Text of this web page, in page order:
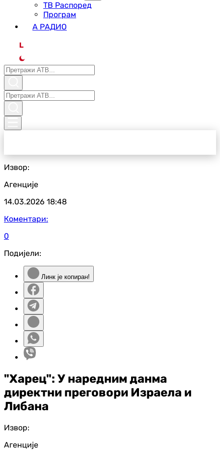
ТВ Распоред
Програм
А РАДИО
L
Извор:
Агенције
14.03.2026 18:48
Коментари:
0
Подијели:
Линк је копиран!
"Харец": У наредним данма
директни преговори Израела и
Либана
Извор:
Агенције